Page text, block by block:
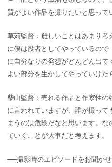
質がよい作品を撮りたいと思って
草苅監督：難しいことはあまり
に僕は役者としてやっているの
に自分なりの発想がどんどん出
よい部分を生かしてやっていけた
柴山監督：売れる作品と作家性の
に言われていますが、誰が撮っ
まうのは危険だなと思います。
ていくことが大事だと考えます。
──撮影時のエピソードをお聞かせ